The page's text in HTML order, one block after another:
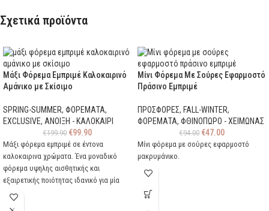
Σχετικά προϊόντα
Μάξι Φόρεμα Εμπριμέ Καλοκαιρινό
Αμάνικο με Σκίσιμο
SPRING-SUMMER, ΦΟΡΕΜΑΤΑ,
EXCLUSIVE, ΑΝΟΙΞΗ - ΚΑΛΟΚΑΙΡΙ
€199.90 €99.90
Μάξι φόρεμα εμπριμέ σε έντονα
καλοκαιρινα χρώματα. Ένα μοναδικό
φόρεμα υψηλης αισθητικής και
εξαιρετικής ποιότητας ιδανικό για μία
εντυπωσιακή εμφάνιση. Δένει στο λαίμο
Μίνι Φόρεμα Με Σούρες Εφαρμοστό
Πράσινο Εμπριμέ
ΠΡΟΣΦΟΡΕΣ, FALL-WINTER,
ΦΟΡΕΜΑΤΑ, ΦΘΙΝΟΠΩΡΟ - ΧΕΙΜΩΝΑΣ
€94.00 €47.00
Μίνι φόρεμα με σούρες εφαρμοστό
μακρυμάνικο.